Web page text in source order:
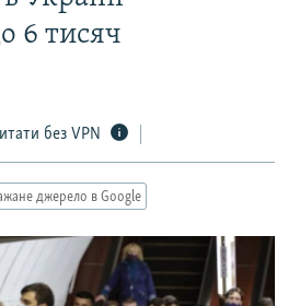
6 тисяч
без VPN
джерело в Google